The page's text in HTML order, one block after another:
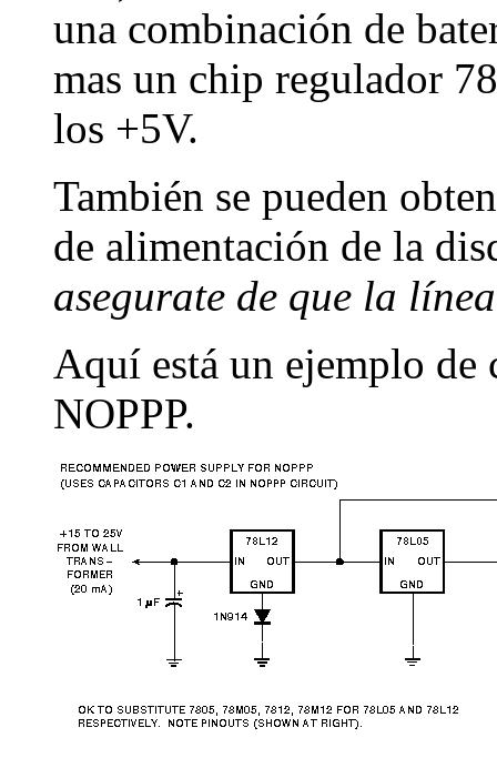
una combinación de
mas un chip regulador
los +5V.
También se pueden
de alimentación de la
asegurate de que la
Aquí está un ejemplo
NOPPP.